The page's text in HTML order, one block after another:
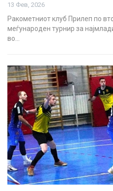
13 Фев, 2026
Ракометниот клуб Прилеп по
меѓународен турнир за
во…